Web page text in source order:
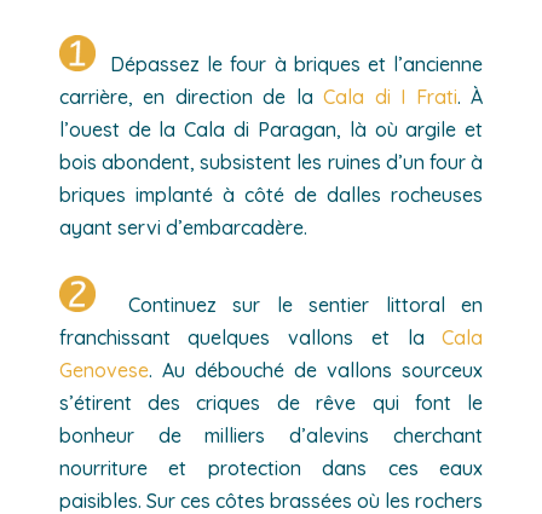
Dépassez le four à briques et l’ancienne
carrière, en direction de laCala di I Frati. À
l’ouest de la Cala di Paragan, là où argile et
bois abondent, subsistent les ruines d’un four à
briques implanté à côté de dalles rocheuses
ayant servi d’embarcadère.
Continuez sur le sentier littoral en
franchissant quelques vallons et laCala
Genovese. Au débouché de vallons sourceux
s’étirent des criques de rêve qui font le
bonheur de milliers d’alevins cherchant
nourriture et protection dans ces eaux
paisibles. Sur ces côtes brassées où les rochers